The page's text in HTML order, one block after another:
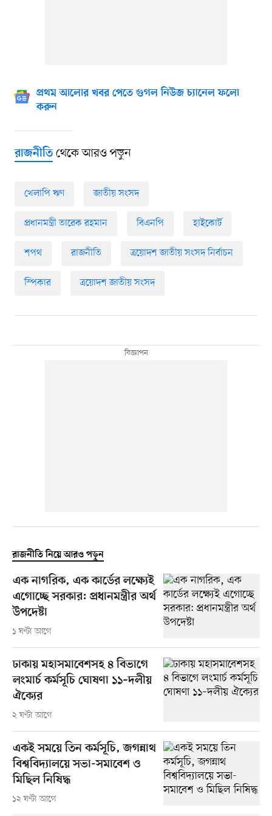
প্রথম আলোর খবর পেতে গুগল নিউজ চ্যানেল ফলো
করুন
রাজনীতিথেকে আরও পড়ুন
খেলাপি ঋণ জাতীয় সংসদ
প্রধানমন্ত্রী তারেক রহমান বিএনপি হাইকোর্ট
শপথ রাজনীতি ত্রয়োদশ জাতীয় সংসদ নির্বাচন
স্পিকার ত্রয়োদশ জাতীয় সংসদ
রাজনীতি নিয়ে আরও পড়ুন
এক নাগরিক, এক কার্ডের লক্ষ্যেই
এগোচ্ছে সরকার: প্রধানমন্ত্রীর অর্থ
উপদেষ্টা
১ ঘণ্টা আগে
ঢাকায় মহাসমাবেশসহ ৪ বিভাগে
লংমার্চ কর্মসূচি ঘোষণা ১১–দলীয়
ঐক্যের
২ ঘণ্টা আগে
একই সময়ে তিন কর্মসূচি, জগন্নাথ
বিশ্ববিদ্যালয়ে সভা-সমাবেশ ও
মিছিল নিষিদ্ধ
১২ ঘণ্টা আগে